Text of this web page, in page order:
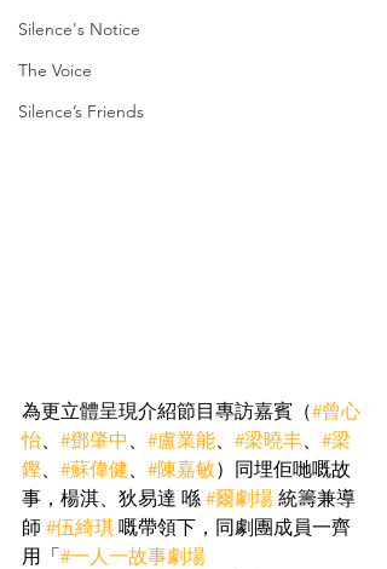
Silence's Notice
The Voice
Silence’s Friends
為更立體呈現介紹節目專訪嘉賓（#曾心
怡、 #鄧肇中 、 #盧業能、 #梁曉丰、 #梁
鏗、 #蘇偉健、 #陳嘉敏）同埋佢哋嘅故
事，楊淇、狄易達 喺 #爾劇場 統籌兼導
師 #伍綺琪 嘅帶領下，同劇團成員一齊
用「#一人一故事劇場